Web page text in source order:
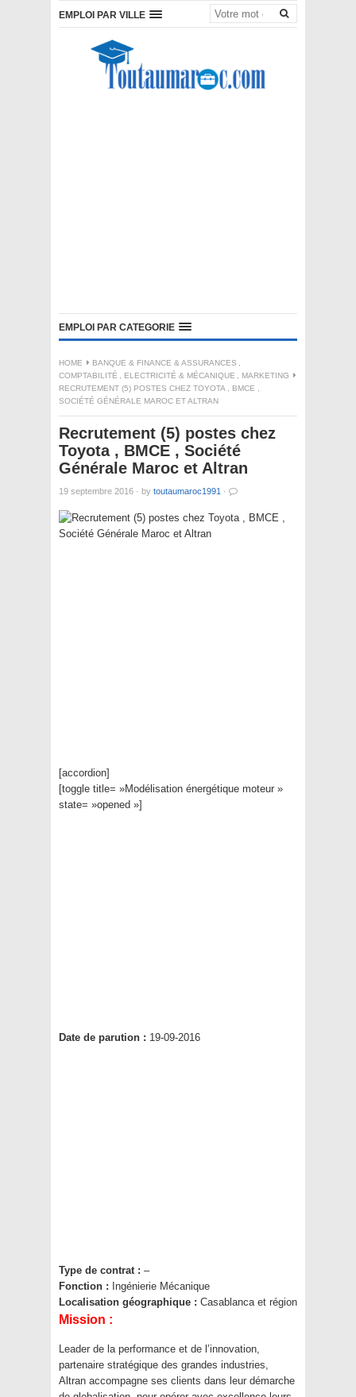
EMPLOI PAR VILLE
EMPLOI PAR CATEGORIE
HOME BANQUE & FINANCE & ASSURANCES ,
COMPTABILITÉ , ELECTRICITÉ & MÉCANIQUE , MARKETING
RECRUTEMENT (5) POSTES CHEZ TOYOTA , BMCE ,
SOCIÉTÉ GÉNÉRALE MAROC ET ALTRAN
Recrutement (5) postes chez
Toyota , BMCE , Société
Générale Maroc et Altran
19 septembre 2016 · by toutaumaroc1991 ·
[accordion]
[toggle title= »Modélisation énergétique moteur »
state= »opened »]
Date de parution : 19-09-2016
Type de contrat : –
Fonction : Ingénierie Mécanique
Localisation géographique : Casablanca et région
Mission :
Leader de la performance et de l’innovation,
partenaire stratégique des grandes industries,
Altran accompagne ses clients dans leur démarche